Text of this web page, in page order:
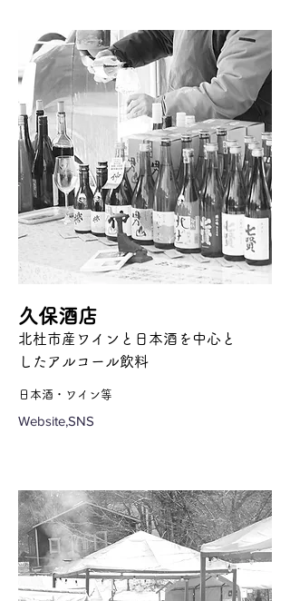
久保酒店
北杜市産ワインと日本酒を中心と
したアルコール飲料
日本酒・ワイン等
Website,SNS